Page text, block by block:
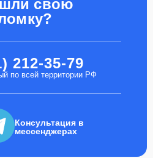
свою
212-35-79
по всей территории РФ
Консультация в
мессенджерах